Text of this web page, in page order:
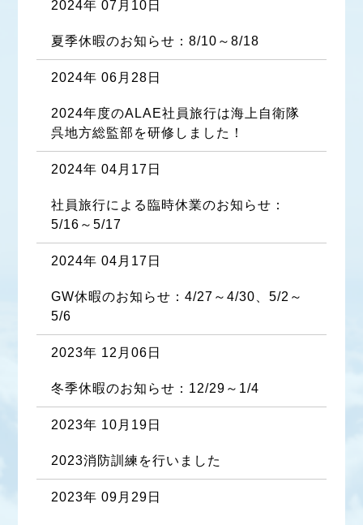
2024年 07月10日
夏季休暇のお知らせ：8/10～8/18
2024年 06月28日
2024年度のALAE社員旅行は海上自衛隊
呉地方総監部を研修しました！
2024年 04月17日
社員旅行による臨時休業のお知らせ：
5/16～5/17
2024年 04月17日
GW休暇のお知らせ：4/27～4/30、5/2～
5/6
2023年 12月06日
冬季休暇のお知らせ：12/29～1/4
2023年 10月19日
2023消防訓練を行いました
2023年 09月29日